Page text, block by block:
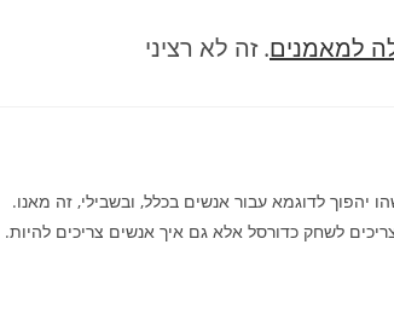
למאמנים. זה לא רציני
יהפוך לדוגמא עבור אנשים בכלל, ובשבילי, זה מאנו.
לשחק כדורסל אלא גם איך אנשים צריכים להיות.